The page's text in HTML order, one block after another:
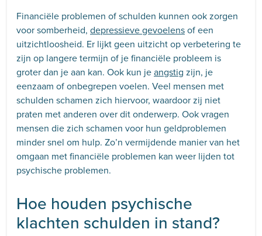
Financiële problemen of schulden kunnen ook zorgen
voor somberheid, depressieve gevoelensof een
uitzichtloosheid. Er lijkt geen uitzicht op verbetering te
zijn op langere termijn of je financiële probleem is
groter dan je aan kan. Ook kun jeangstig zijn, je
eenzaam of onbegrepen voelen. Veel mensen met
schulden schamen zich hiervoor, waardoor zij niet
praten met anderen over dit onderwerp. Ook vragen
mensen die zich schamen voor hun geldproblemen
minder snel om hulp. Zo’n vermijdende manier van het
omgaan met financiële problemen kan weer lijden tot
psychische problemen.
Hoe houden psychische
klachten schulden in stand?